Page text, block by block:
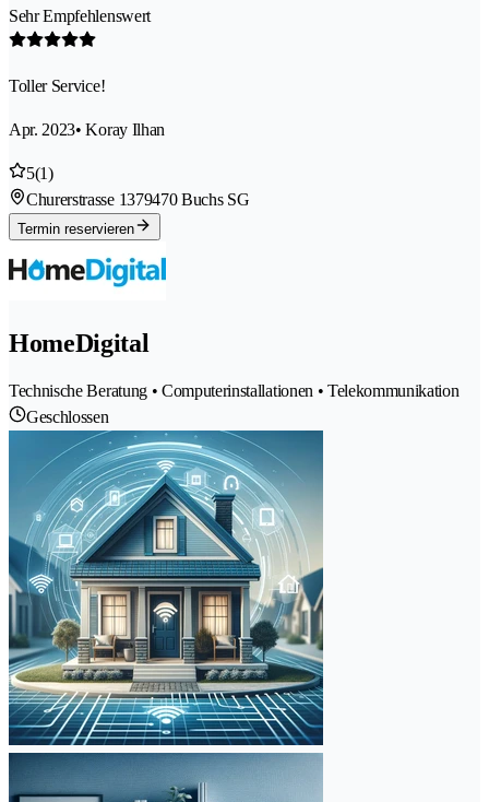
Sehr Empfehlenswert
Toller Service!
Apr. 2023• Koray Ilhan
5(1)
Churerstrasse 1379470 Buchs SG
Termin reservieren
HomeDigital
Technische Beratung • Computerinstallationen • Telekommunikation
Geschlossen